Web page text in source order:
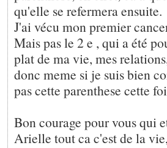
qu'elle se refermera ensuite.
J'ai vécu mon premier
Mais pas le 2 e , qui a été
plat de ma vie, mes
donc meme si je suis bien
pas cette parenthese cette
Bon courage pour vous qui
Arielle tout ca c'est de la